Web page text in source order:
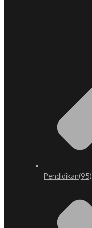
Pendidikan(95)